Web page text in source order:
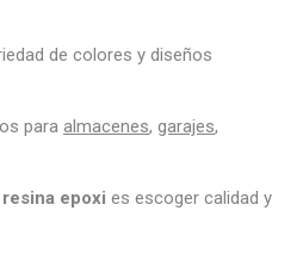
de colores y diseños
para almacenes, garajes,
resina epoxi es escoger calidad y